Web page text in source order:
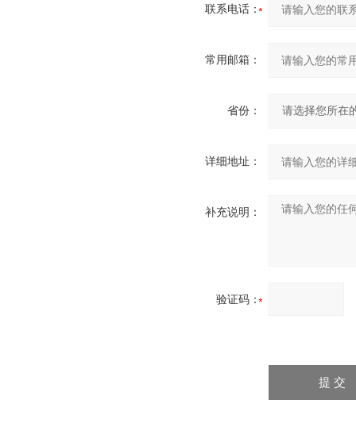
联系电话：
常用邮箱：
省份：
详细地址：
补充说明：
验证码：